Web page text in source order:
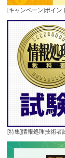
[キャンペーン]ポイ
[特集]情報処理技術者